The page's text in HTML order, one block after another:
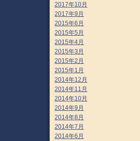
2017年10月
2017年9月
2015年6月
2015年5月
2015年4月
2015年3月
2015年2月
2015年1月
2014年12月
2014年11月
2014年10月
2014年9月
2014年8月
2014年7月
2014年6月